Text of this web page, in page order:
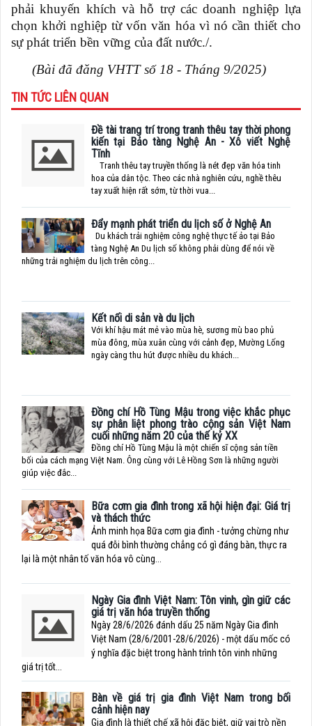
phải khuyến khích và hỗ trợ các doanh nghiệp lựa
chọn khởi nghiệp từ vốn văn hóa vì nó cần thiết cho
sự phát triển bền vững của đất nước./.
(Bài đã đăng VHTT số 18 - Tháng 9/2025)
TIN TỨC LIÊN QUAN
Đề tài trang trí trong tranh thêu tay thời phong
kiến tại Bảo tàng Nghệ An - Xô viết Nghệ
Tĩnh
Tranh thêu tay truyền thống là nét đẹp văn hóa tinh
hoa của dân tộc. Theo các nhà nghiên cứu, nghề thêu
tay xuất hiện rất sớm, từ thời vua...
Đẩy mạnh phát triển du lịch số ở Nghệ An
Du khách trải nghiệm công nghệ thực tế ảo tại Bảo
tàng Nghệ An Du lịch số không phải dùng để nói về
những trải nghiệm du lịch trên công...
Kết nối di sản và du lịch
Với khí hậu mát mẻ vào mùa hè, sương mù bao phủ
mùa đông, mùa xuân cùng với cảnh đẹp, Mường Lống
ngày càng thu hút được nhiều du khách...
Đồng chí Hồ Tùng Mậu trong việc khắc phục
sự phân liệt phong trào cộng sản Việt Nam
cuối những năm 20 của thế kỷ XX
Đồng chí Hồ Tùng Mậu là một chiến sĩ cộng sản tiền
bối của cách mạng Việt Nam. Ông cùng với Lê Hồng Sơn là những người
giúp việc đắc...
Bữa cơm gia đình trong xã hội hiện đại: Giá trị
và thách thức
Ảnh minh họa Bữa cơm gia đình - tưởng chừng như
quá đỗi bình thường chẳng có gì đáng bàn, thực ra
lại là một nhân tố văn hóa vô cùng...
Ngày Gia đình Việt Nam: Tôn vinh, gìn giữ các
giá trị văn hóa truyền thống
Ngày 28/6/2026 đánh dấu 25 năm Ngày Gia đình
Việt Nam (28/6/2001-28/6/2026) - một dấu mốc có
ý nghĩa đặc biệt trong hành trình tôn vinh những
giá trị tốt...
Bàn về giá trị gia đình Việt Nam trong bối
cảnh hiện nay
Gia đình là thiết chế xã hội đặc biệt, giữ vai trò nền